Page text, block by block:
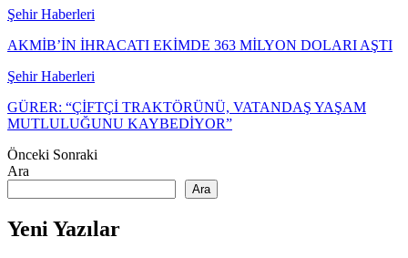
Şehir Haberleri
AKMİB’İN İHRACATI EKİMDE 363 MİLYON DOLARI AŞTI
Şehir Haberleri
GÜRER: “ÇİFTÇİ TRAKTÖRÜNÜ, VATANDAŞ YAŞAM
MUTLULUĞUNU KAYBEDİYOR”
Önceki Sonraki
Ara
Ara
Yeni Yazılar